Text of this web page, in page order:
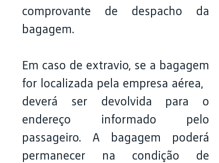
comprovante de despacho da
bagagem.
Em caso de extravio, se a bagagem
for localizada pela empresa aérea,
deverá ser devolvida para o
endereço informado pelo
passageiro. A bagagem poderá
permanecer na condição de